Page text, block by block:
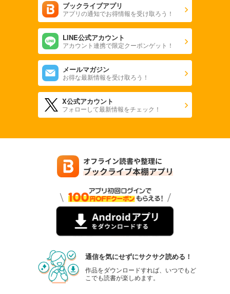
ブックライブアプリ
アプリの通知でお得情報を受け取ろう！
LINE公式アカウント
アカウント連携で限定クーポンゲット！
メールマガジン
お得な最新情報を受け取ろう！
X公式アカウント
フォローして最新情報をチェック！
通信を気にせずにサクサク読める！
作品をダウンロードすれば、いつでもど
こでも読書が楽しめます。